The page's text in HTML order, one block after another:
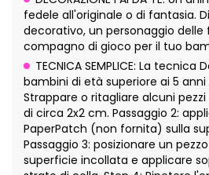
fedele all'originale o di fantasia.
decorativo, un personaggio
compagno di gioco per il tuo
TECNICA SEMPLICE: La
bambini di età superiore ai 5 anni
Strappare o ritagliare alcuni
di circa 2x2 cm. Passaggio 2:
PaperPatch (non fornita) sulla
Passaggio 3: posizionare un
superficie incollata e applicare